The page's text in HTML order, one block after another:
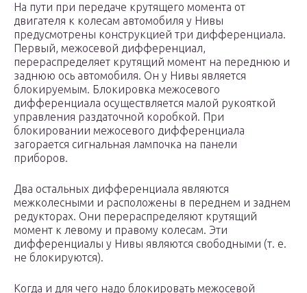
На пути при передаче крутящего момента от
двигателя к колесам автомобиля у Нивы
предусмотрены конструкцией три дифференциала.
Первый, межосевой дифференциал,
перераспределяет крутящий момент на переднюю и
заднюю ось автомобиля. Он у Нивы является
блокируемым. Блокировка межосевого
дифференциала осуществляется малой рукояткой
управления раздаточной коробкой. При
блокировании межосевого дифференциала
загорается сигнальная лампочка на панели
приборов.
Два остальных дифференциала являются
межколесными и расположены в переднем и заднем
редукторах. Они перераспределяют крутящий
момент к левому и правому колесам. Эти
дифференциалы у Нивы являются свободными (т. е.
не блокируются).
Когда и для чего надо блокировать межосевой